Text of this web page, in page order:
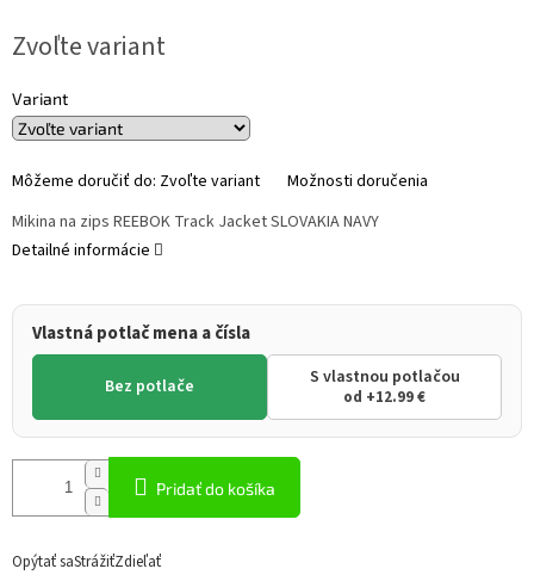
cena:
Zvoľte variant
Variant
Môžeme doručiť do: Zvoľte variant Možnosti doručenia
Vlastná potlač mena a čísla
Bez potlače S vlastnou potlačou
od +12.99 €
Pridať do košíka
Mikina na zips REEBOK Track Jacket SLOVAKIA NAVY
Detailné informácie
Opýtať saStrážiťZdieľať